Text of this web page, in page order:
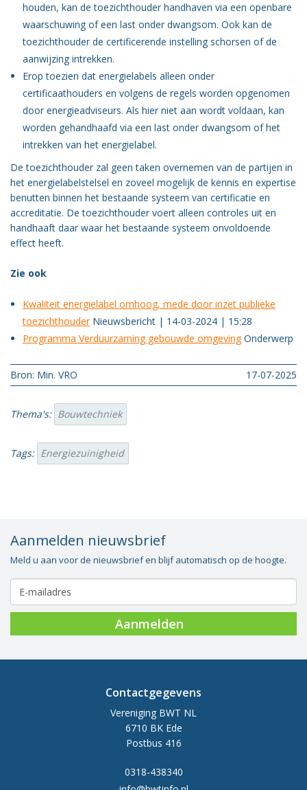
houden, kan de toezichthouder handhaven via een openbare
waarschuwing of een last onder dwangsom. Ook kan de
toezichthouder de certificerende instelling schorsen of de
aanwijzing intrekken.
Erop toezien dat energielabels alleen onder
certificaathouders en volgens de regels worden opgenomen
door energieadviseurs. Als hier niet aan wordt voldaan, kan
worden gehandhaafd via een last onder dwangsom of het
intrekken van het energielabel.
De toezichthouder zal geen taken overnemen van de partijen in
het energielabelstelsel en zoveel mogelijk de kennis en expertise
benutten binnen het bestaande systeem van certificatie en
accreditatie. De toezichthouder voert alleen controles uit en
handhaaft daar waar het bestaande systeem onvoldoende
effect heeft.
Zie ook
Kwaliteit energielabel omhoog, mede door inzet publieke
toezichthouderNieuwsbericht | 14-03-2024 | 15:28
Programma Verduurzaming gebouwde omgevingOnderwerp
Bron: Min. VRO 17-07-2025
Thema's: Bouwtechniek
Tags: Energiezuinigheid
Aanmelden nieuwsbrief
Meld u aan voor de nieuwsbrief en blijf automatisch op de hoogte.
Aanmelden
Contactgegevens
Vereniging BWT NL
6710 BK Ede
Postbus 416
0318-438340